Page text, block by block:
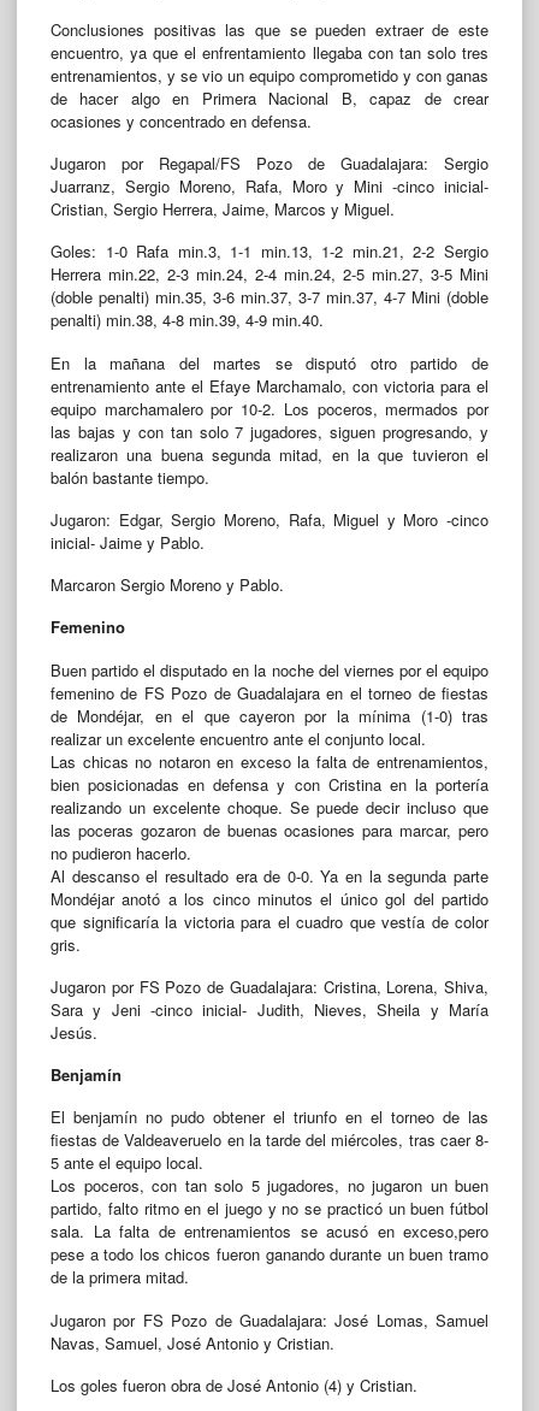
Conclusiones positivas las que se pueden extraer de este
encuentro, ya que el enfrentamiento llegaba con tan solo tres
entrenamientos, y se vio un equipo comprometido y con ganas
de hacer algo en Primera Nacional B, capaz de crear
ocasiones y concentrado en defensa.
Jugaron por Regapal/FS Pozo de Guadalajara: Sergio
Juarranz, Sergio Moreno, Rafa, Moro y Mini -cinco inicial-
Cristian, Sergio Herrera, Jaime, Marcos y Miguel.
Goles: 1-0 Rafa min.3, 1-1 min.13, 1-2 min.21, 2-2 Sergio
Herrera min.22, 2-3 min.24, 2-4 min.24, 2-5 min.27, 3-5 Mini
(doble penalti) min.35, 3-6 min.37, 3-7 min.37, 4-7 Mini (doble
penalti) min.38, 4-8 min.39, 4-9 min.40.
En la mañana del martes se disputó otro partido de
entrenamiento ante el Efaye Marchamalo, con victoria para el
equipo marchamalero por 10-2. Los poceros, mermados por
las bajas y con tan solo 7 jugadores, siguen progresando, y
realizaron una buena segunda mitad, en la que tuvieron el
balón bastante tiempo.
Jugaron: Edgar, Sergio Moreno, Rafa, Miguel y Moro -cinco
inicial- Jaime y Pablo.
Marcaron Sergio Moreno y Pablo.
Femenino
Buen partido el disputado en la noche del viernes por el equipo
femenino de FS Pozo de Guadalajara en el torneo de fiestas
de Mondéjar, en el que cayeron por la mínima (1-0) tras
realizar un excelente encuentro ante el conjunto local.
Las chicas no notaron en exceso la falta de entrenamientos,
bien posicionadas en defensa y con Cristina en la portería
realizando un excelente choque. Se puede decir incluso que
las poceras gozaron de buenas ocasiones para marcar, pero
no pudieron hacerlo.
Al descanso el resultado era de 0-0. Ya en la segunda parte
Mondéjar anotó a los cinco minutos el único gol del partido
que significaría la victoria para el cuadro que vestía de color
gris.
Jugaron por FS Pozo de Guadalajara: Cristina, Lorena, Shiva,
Sara y Jeni -cinco inicial- Judith, Nieves, Sheila y María
Jesús.
Benjamín
El benjamín no pudo obtener el triunfo en el torneo de las
fiestas de Valdeaveruelo en la tarde del miércoles, tras caer 8-
5 ante el equipo local.
Los poceros, con tan solo 5 jugadores, no jugaron un buen
partido, falto ritmo en el juego y no se practicó un buen fútbol
sala. La falta de entrenamientos se acusó en exceso,pero
pese a todo los chicos fueron ganando durante un buen tramo
de la primera mitad.
Jugaron por FS Pozo de Guadalajara: José Lomas, Samuel
Navas, Samuel, José Antonio y Cristian.
Los goles fueron obra de José Antonio (4) y Cristian.